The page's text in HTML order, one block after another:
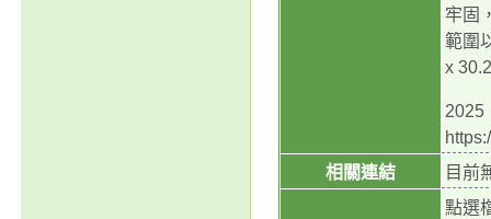
牢固
範圍
x
2025
相關連結
目前
點選